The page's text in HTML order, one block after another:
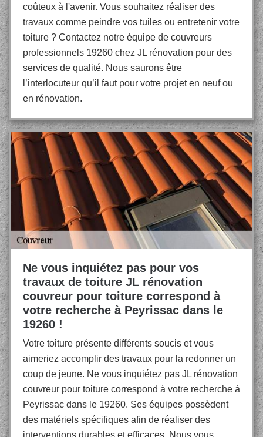
coûteux à l'avenir. Vous souhaitez réaliser des
travaux comme peindre vos tuiles ou entretenir votre
toiture ? Contactez notre équipe de couvreurs
professionnels 19260 chez JL rénovation pour des
services de qualité. Nous saurons être
l’interlocuteur qu’il faut pour votre projet en neuf ou
en rénovation.
Ne vous inquiétez pas pour vos
travaux de toiture JL rénovation
couvreur pour toiture correspond à
votre recherche à Peyrissac dans le
19260 !
Votre toiture présente différents soucis et vous
aimeriez accomplir des travaux pour la redonner un
coup de jeune. Ne vous inquiétez pas JL rénovation
couvreur pour toiture correspond à votre recherche à
Peyrissac dans le 19260. Ses équipes possèdent
des matériels spécifiques afin de réaliser des
interventions durables et efficaces. Nous vous